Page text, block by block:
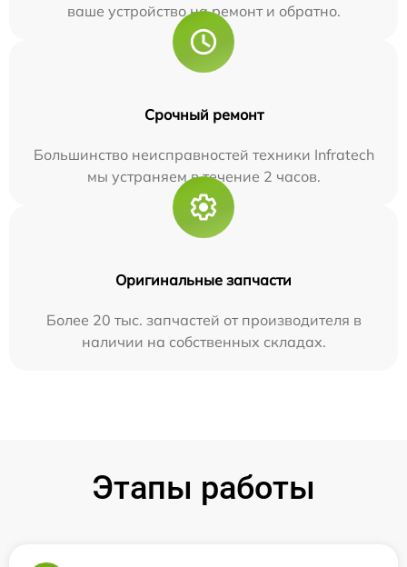
ваше устройство на ремонт и обратно.
Срочный ремонт
Большинство неисправностей техники Infratech
мы устраняем в течение 2 часов.
Оригинальные запчасти
Более 20 тыс. запчастей от производителя в
наличии на собственных складах.
Этапы работы